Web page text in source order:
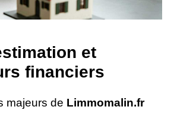
et
financiers
majeurs de Limmomalin.fr